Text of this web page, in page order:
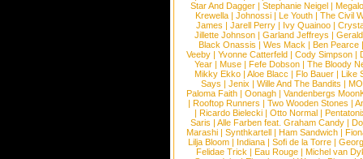
Star And Dagger | Stephanie Neigel |
Krewella | Johnossi | Le Youth | The Civil
James | Jarell Perry | Ivy Quainoo |
Jillette Johnson | Garland Jeffreys |
Black Onassis | Wes Mack | Ben Pearce
Veeby | Yvonne Catterfeld | Cody Simpson |
Year |Muse |Fefe Dobson |The Bloody
Mikky Ekko | Aloe Blacc | Flo Bauer | Like
Says | Jenix | Wille And The Bandits | MO
Paloma Faith |Oonagh |Vandenbergs
|Rooftop Runners |Two Wooden Stones |
| Ricardo Bielecki | Otto Normal |
Saris | Alle Farben feat. Graham Candy |
Marashi | Synthkartell | Ham Sandwich |
Lilja Bloom | Indiana | Sofi de la Torre |
Felidae Trick | Eau Rouge | Michel van